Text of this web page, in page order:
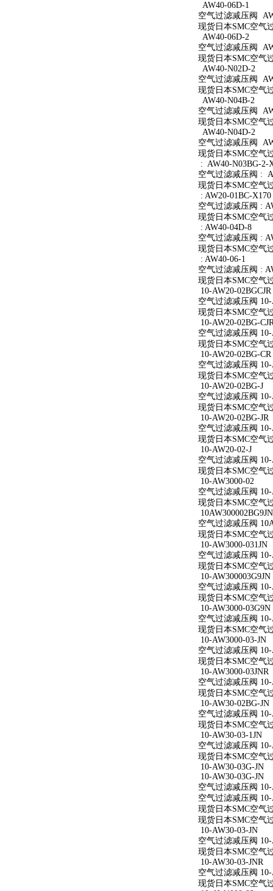
AW40-06D-1
空气过滤减压阀
现货日本SMC空气
AW40-06D-2
空气过滤减压阀
现货日本SMC空气
AW40-N02D-2
空气过滤减压阀
现货日本SMC空气
AW40-N04B-2
空气过滤减压阀
现货日本SMC空气
AW40-N04D-2
空气过滤减压阀
现货日本SMC空气
: AW40-N03BG-2-
空气过滤减压阀 :
现货日本SMC空气
: AW20-01BC-X170
空气过滤减压阀 :
现货日本SMC空气
: AW40-04D-8
空气过滤减压阀 :
现货日本SMC空气
: AW40-06-1
空气过滤减压阀 :
现货日本SMC空气
10-AW20-02BGCJR
空气过滤减压阀 10-
现货日本SMC空气
10-AW20-02BG-
空气过滤减压阀 10-
现货日本SMC空气
10-AW20-02BG-CR
空气过滤减压阀 10-
现货日本SMC空气
10-AW20-02BG-J
空气过滤减压阀 10-
现货日本SMC空气
10-AW20-02BG-JR
空气过滤减压阀 10-
现货日本SMC空气
10-AW20-02-J
空气过滤减压阀 10-
现货日本SMC空气
10-AW3000-02
空气过滤减压阀 10-
现货日本SMC空气
10AW300002BG9JN
空气过滤减压阀
现货日本SMC空气
10-AW3000-031JN
空气过滤减压阀 10-
现货日本SMC空气
10-AW300003G9JN
空气过滤减压阀 10-
现货日本SMC空气
10-AW3000-03G9N
空气过滤减压阀 10-
现货日本SMC空气
10-AW3000-03-JN
空气过滤减压阀 10-
现货日本SMC空气
10-AW3000-03JNR
空气过滤减压阀 10-
现货日本SMC空气
10-AW30-02BG-JN
空气过滤减压阀 10-
现货日本SMC空气
10-AW30-03-1JN
空气过滤减压阀 10-
现货日本SMC空气
10-AW30-03G-JN
10-AW30-03G-JN
空气过滤减压阀 10-
空气过滤减压阀 10-
现货日本SMC空气
现货日本SMC空气
10-AW30-03-JN
空气过滤减压阀 10-
现货日本SMC空气
10-AW30-03-JNR
空气过滤减压阀 10-
现货日本SMC空气